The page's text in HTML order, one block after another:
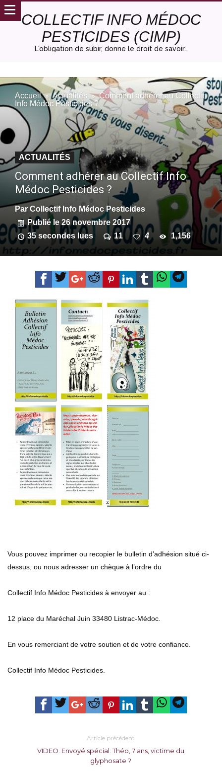
COLLECTIF INFO MÉDOC
PESTICIDES (CIMP)
L'obligation de subir, donne le droit de savoir…
Accueil Actualités
Comment adhérer au Collectif
Info Médoc Pesticides ?
ACTUALITÉS
Comment adhérer au Collectif Info
Médoc Pesticides ?
Par Collectif Info Médoc Pesticides
Publié le26 novembre 2017
35 secondes lues
11 4 1,156
Vous pouvez imprimer ou recopier le bulletin d’adhésion situé ci-
dessus, ou nous adresser un chèque à l’ordre du
Collectif Info Médoc Pesticides à envoyer au :
12 place du Maréchal Juin 33480 Listrac-Médoc.
En vous remerciant de votre soutien et de votre confiance.
Collectif Info Médoc Pesticides.
Article précédent
VIDEO. Envoyé spécial. Théo, 7 ans, victime du
glyphosate ?